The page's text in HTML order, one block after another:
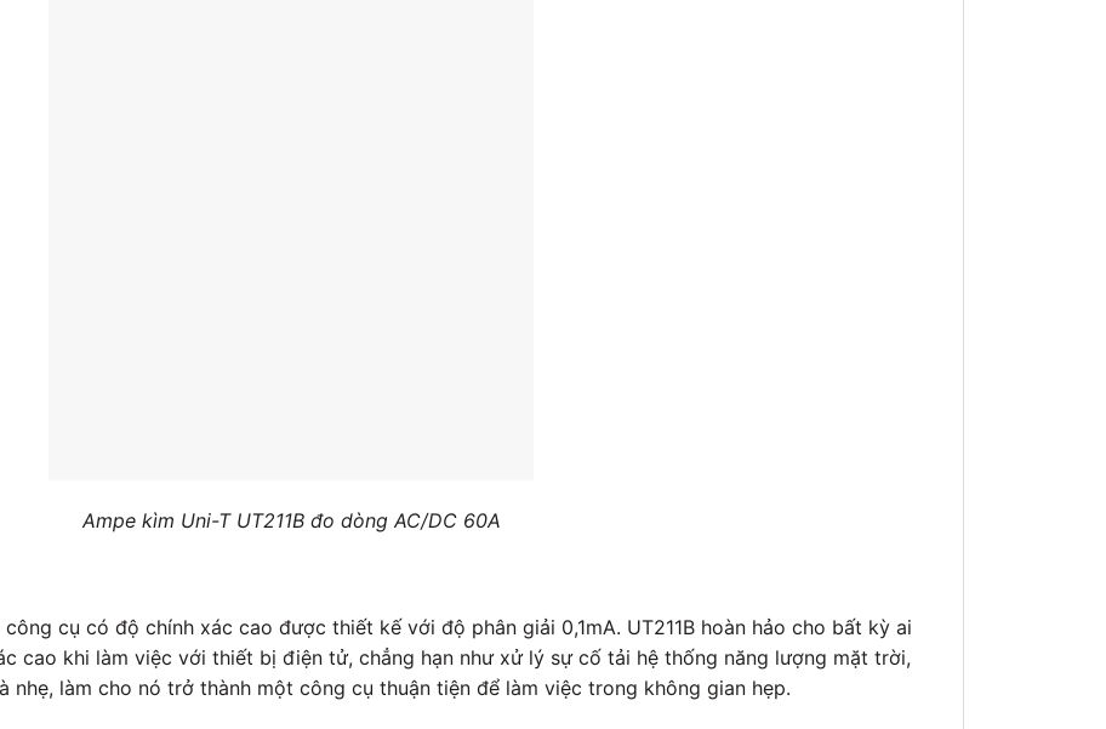
Ampe kìm Uni-T UT211B đo dòng AC/DC 60A
cụ có độ chính xác cao được thiết kế với độ phân giải 0,1mA. UT211B hoàn hảo cho bất kỳ ai
cao khi làm việc với thiết bị điện tử, chẳng hạn như xử lý sự cố tải hệ thống năng lượng mặt trời,
làm cho nó trở thành một công cụ thuận tiện để làm việc trong không gian hẹp.